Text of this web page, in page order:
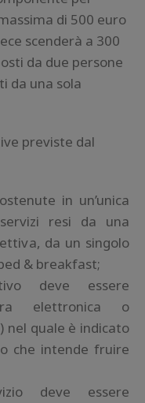
di 500 euro
scenderà a 300
da due persone
da una sola
previste dal
in un’unica
resi da una
da un singolo
& breakfast;
deve essere
elettronica o
nel quale è indicato
che intende fruire
deve essere